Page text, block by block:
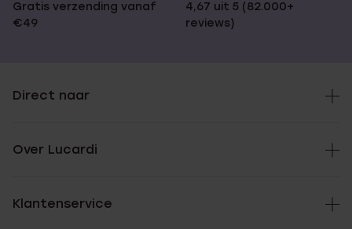
Gratis verzending vanaf
€49
4,67 uit 5 (82.000+
reviews)
Direct naar
Over Lucardi
Klantenservice